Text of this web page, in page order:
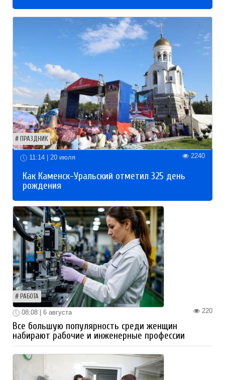
ПРАЗДНИК
11:14 | 20 июля 2240
Как Каменск-Уральский отметил 325 день
рождения
РАБОТА
220
08:08 | 6 августа
Все большую популярность среди женщин
набирают рабочие и инженерные профессии